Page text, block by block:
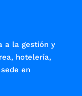
a la gestión y
hotelería,
en